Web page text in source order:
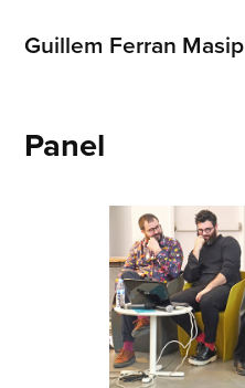
Guillem Ferran Masip
Panel